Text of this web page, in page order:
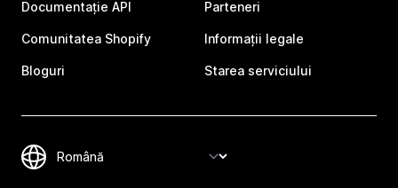
Documentație API
Comunitatea Shopify
Bloguri
Parteneri
Informații legale
Starea serviciului